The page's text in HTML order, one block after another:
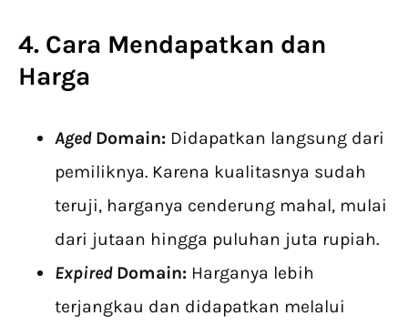
4. Cara Mendapatkan dan
Harga
Aged Domain: Didapatkan langsung dari
pemiliknya. Karena kualitasnya sudah
teruji, harganya cenderung mahal, mulai
dari jutaan hingga puluhan juta rupiah.
Expired Domain: Harganya lebih
terjangkau dan didapatkan melalui